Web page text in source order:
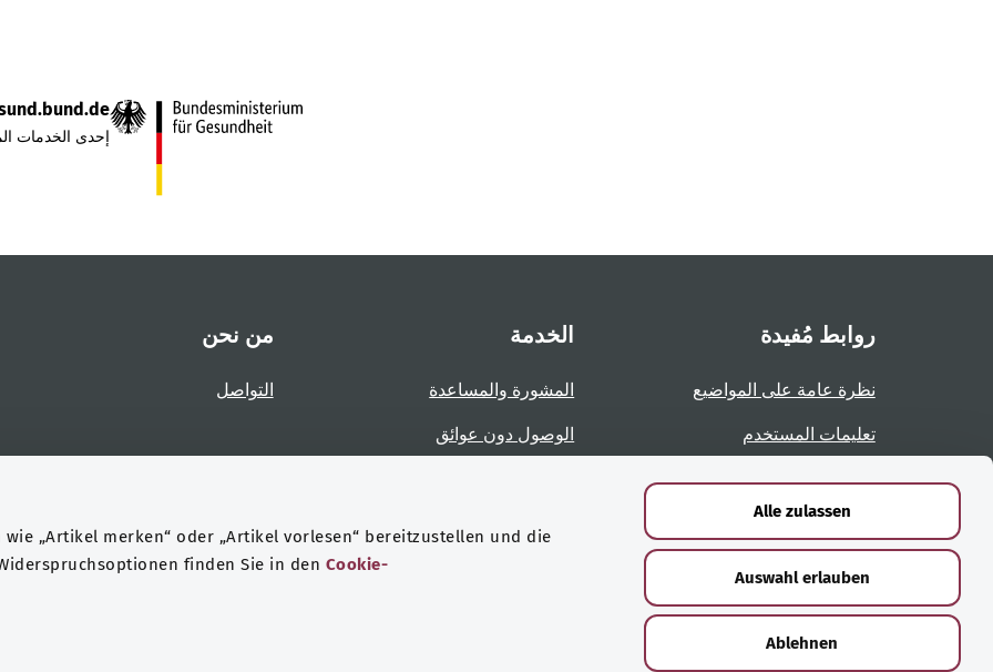
„Artikel merken“ oder „Artikel vorlesen“ bereitzustellen und die
finden Sie in den Cookie-
Alle zulassen
Auswahl erlauben
Ablehnen
إحدى الخدمات
روابط مُفيدة
نظرة عامة على المواضيع
تعليمات المستخدم
نظرة عامة على الصفحات
الخدمة
المشورة والمساعدة
الوصول دون عوائق
من نحن
التواصل
الشهادات